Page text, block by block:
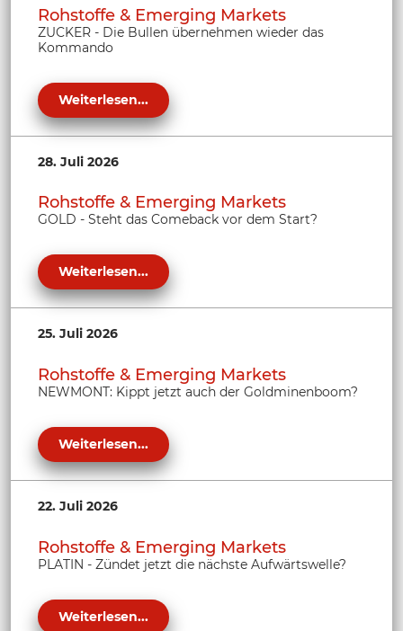
Rohstoffe & Emerging Markets
ZUCKER - Die Bullen übernehmen wieder das
Kommando
Weiterlesen...
28. Juli 2026
Rohstoffe & Emerging Markets
GOLD - Steht das Comeback vor dem Start?
Weiterlesen...
25. Juli 2026
Rohstoffe & Emerging Markets
NEWMONT: Kippt jetzt auch der Goldminenboom?
Weiterlesen...
22. Juli 2026
Rohstoffe & Emerging Markets
PLATIN - Zündet jetzt die nächste Aufwärtswelle?
Weiterlesen...